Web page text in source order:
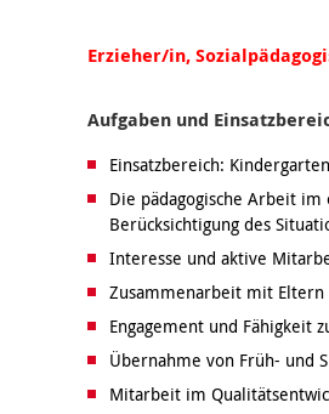
Erzieher/in,
Aufgaben und
Einsatzbereich: Kindergarten
Die pädagogische Arbeit
Berücksichtigung des
Interesse und aktive
Zusammenarbeit mit Eltern
Engagement und Fähigkeit
Übernahme von Früh- und
Mitarbeit im